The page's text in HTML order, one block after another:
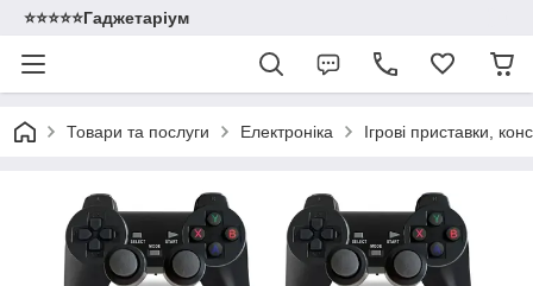
⭐️⭐️⭐️⭐️⭐️Гаджетаріум
Товари та послуги Електроніка Ігрові приставки,